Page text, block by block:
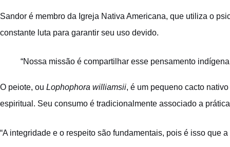
Sandor é membro da Igreja Nativa Americana, que utiliza o
constante luta para garantir seu uso devido.
“Nossa missão é compartilhar esse pensamento
O peiote, ou Lophophora williamsii, é um pequeno cacto
espiritual. Seu consumo é tradicionalmente associado a
“A integridade e o respeito são fundamentais, pois é isso que